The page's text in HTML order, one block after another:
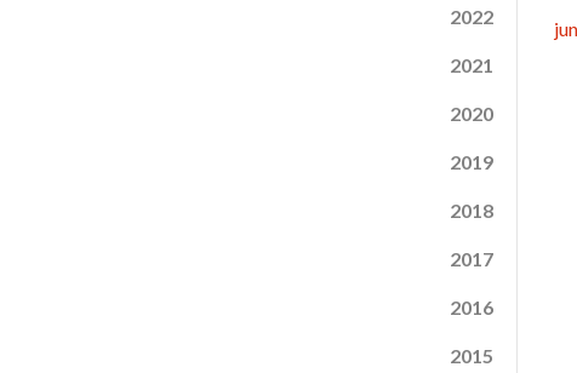
2022
2021
2020
2019
2018
2017
2016
2015